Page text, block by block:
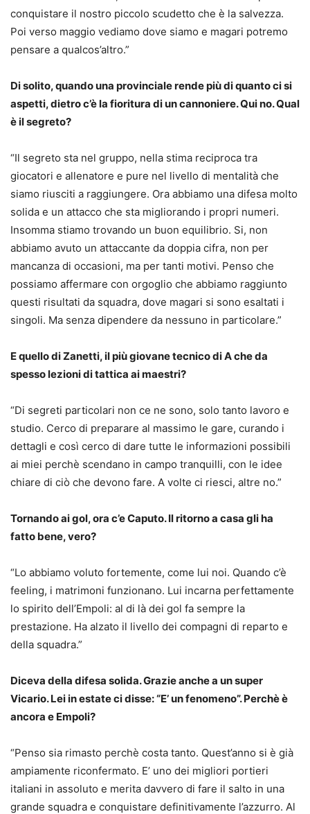
conquistare il nostro piccolo scudetto che è la salvezza.
Poi verso maggio vediamo dove siamo e magari potremo
pensare a qualcos’altro.”
Di solito, quando una provinciale rende più di quanto ci si
aspetti, dietro c’è la fioritura di un cannoniere. Qui no. Qual
è il segreto?
“Il segreto sta nel gruppo, nella stima reciproca tra
giocatori e allenatore e pure nel livello di mentalità che
siamo riusciti a raggiungere. Ora abbiamo una difesa molto
solida e un attacco che sta migliorando i propri numeri.
Insomma stiamo trovando un buon equilibrio. Si, non
abbiamo avuto un attaccante da doppia cifra, non per
mancanza di occasioni, ma per tanti motivi. Penso che
possiamo affermare con orgoglio che abbiamo raggiunto
questi risultati da squadra, dove magari si sono esaltati i
singoli. Ma senza dipendere da nessuno in particolare.”
E quello di Zanetti, il più giovane tecnico di A che da
spesso lezioni di tattica ai maestri?
“Di segreti particolari non ce ne sono, solo tanto lavoro e
studio. Cerco di preparare al massimo le gare, curando i
dettagli e così cerco di dare tutte le informazioni possibili
ai miei perchè scendano in campo tranquilli, con le idee
chiare di ciò che devono fare. A volte ci riesci, altre no.”
Tornando ai gol, ora c’e Caputo. Il ritorno a casa gli ha
fatto bene, vero?
“Lo abbiamo voluto fortemente, come lui noi. Quando c’è
feeling, i matrimoni funzionano. Lui incarna perfettamente
lo spirito dell’Empoli: al di là dei gol fa sempre la
prestazione. Ha alzato il livello dei compagni di reparto e
della squadra.”
Diceva della difesa solida. Grazie anche a un super
Vicario. Lei in estate ci disse: “E’ un fenomeno”. Perchè è
ancora e Empoli?
“Penso sia rimasto perchè costa tanto. Quest’anno si è già
ampiamente riconfermato. E’ uno dei migliori portieri
italiani in assoluto e merita davvero di fare il salto in una
grande squadra e conquistare definitivamente l’azzurro. Al